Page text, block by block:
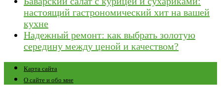
настоящий гастрономический хит на вашей
кухне
Надежный ремонт: как выбрать золотую
середину между ценой и качеством?
Карта сайта
О сайте и обо мне